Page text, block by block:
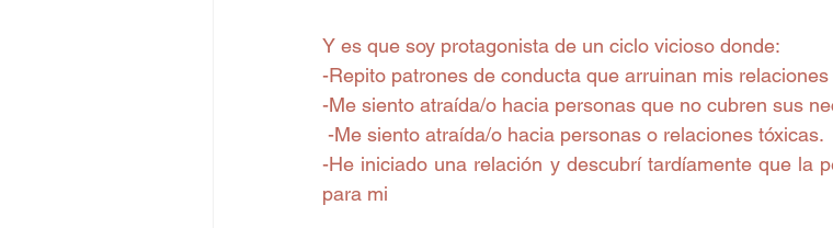
Y es que soy protagonista de un ciclo vicioso donde:
-Repito patrones de conducta que arruinan mis relaciones
-Me siento atraída/o hacia personas que no cubren sus
-Me siento atraída/o hacia personas o relaciones tóxicas.
-He iniciado una relación y descubrí tardíamente que la
para mi